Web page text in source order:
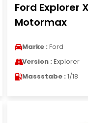
Ford Explorer
Motormax
Marke : Ford
Version : Explorer
Massstabe : 1/18